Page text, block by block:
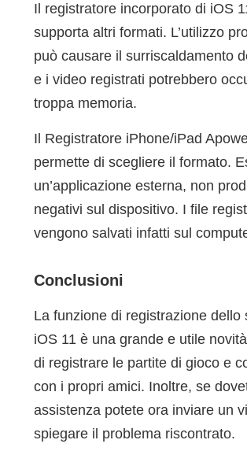
Il registratore incorporato di iOS
supporta altri formati. L’utilizzo
può causare il surriscaldamento
e i video registrati potrebbero
troppa memoria.
Il Registratore iPhone/iPad
permette di scegliere il formato.
un’applicazione esterna, non
negativi sul dispositivo. I file
vengono salvati infatti sul
Conclusioni
La funzione di registrazione dello
iOS 11 è una grande e utile
di registrare le partite di gioco e
con i propri amici. Inoltre, se
assistenza potete ora inviare un
spiegare il problema riscontrato.